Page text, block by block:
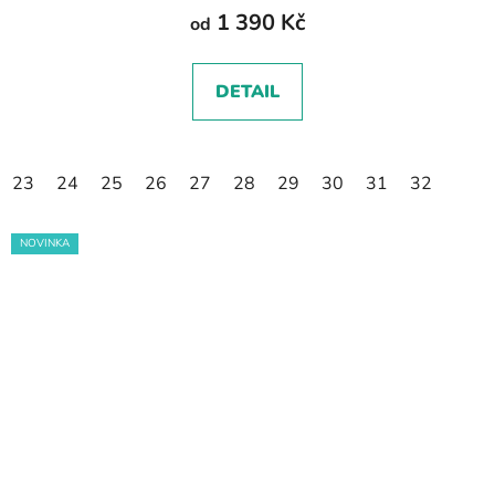
od 1 390 Kč
DETAIL
23 24 25 26 27 28 29 30 31 32
NOVINKA